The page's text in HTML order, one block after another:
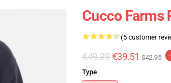
Cucco Farms
(5 customer
€49.39 €39.51 $42.95
Type